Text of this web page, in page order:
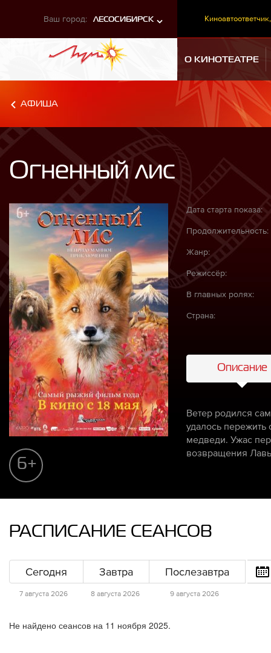
Ваш город: ЛЕСОСИБИРСК Киноавтоответчик,
О КИНОТЕАТРЕ
АФИША
Огненный лис
6+
Дата старта показа:
Продолжительность:
Жанр:
Режиссёр:
В главных ролях:
Страна:
Описание
Ветер родился
удалось
медведи. Ужас
возвращения
РАСПИСАНИЕ СЕАНСОВ
Сегодня
7 августа 2026
Завтра
8 августа 2026
Послезавтра
9 августа 2026
Не найдено сеансов на 11 ноября 2025.